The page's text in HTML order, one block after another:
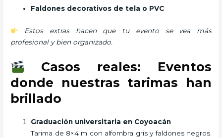
Faldones decorativos de tela o PVC
Estos extras hacen que tu evento se vea más
profesional y bien organizado.
Casos reales: Eventos
donde nuestras tarimas han
brillado
Graduación universitaria en Coyoacán
Tarima de 8×4 m con alfombra gris y faldones negros.